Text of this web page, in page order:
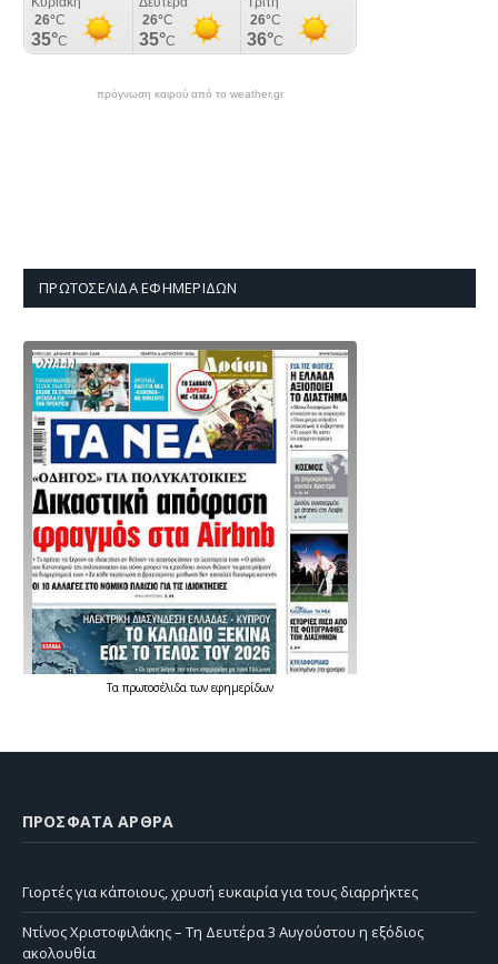
πρόγνωση καιρού από το weather.gr
ΠΡΩΤΟΣΈΛΙΔΑ ΕΦΗΜΕΡΊΔΩΝ
Τα πρωτοσέλιδατων εφημερίδων
ΠΡΌΣΦΑΤΑ ΆΡΘΡΑ
Γιορτές για κάποιους, χρυσή ευκαιρία για τους διαρρήκτες
Ντίνος Χριστοφιλάκης – Τη Δευτέρα 3 Αυγούστου η εξόδιος
ακολουθία